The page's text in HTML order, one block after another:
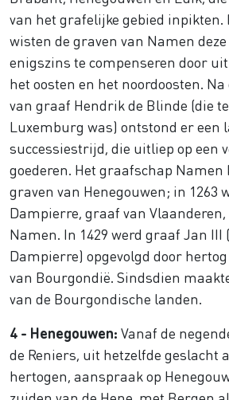
van het grafelijke gebied inpikten.
wisten de graven van Namen
enigszins te compenseren door
het oosten en het noordoosten. Na
van graaf Hendrik de Blinde (die
Luxemburg was) ontstond er een
successiestrijd, die uitliep op een
goederen. Het graafschap Namen
graven van Henegouwen; in 1263
Dampierre, graaf van
Namen. In 1429 werd graaf Jan
Dampierre) opgevolgd door
van Bourgondië. Sindsdien
van de Bourgondische landen.
4 - Henegouwen: Vanaf de
de Reniers, uit hetzelfde geslacht
hertogen, aanspraak op